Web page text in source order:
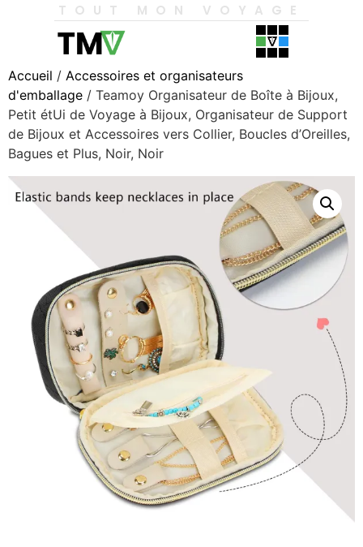
TOUT MON VOYAGE
Accueil / Accessoires et organisateurs
d'emballage / Teamoy Organisateur de Boîte à Bijoux,
Petit étUi de Voyage à Bijoux, Organisateur de Support
de Bijoux et Accessoires vers Collier, Boucles d’Oreilles,
Bagues et Plus, Noir, Noir